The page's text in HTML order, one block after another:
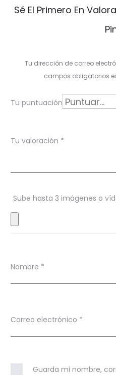
a
c
o
n
s
Sé El Primero En
Tu dirección de correo
campos obligatorios
Tu puntuación
Tu valoración *
Sube hasta 3 imágenes o
Nombre *
Correo electrónico *
Guarda mi nombre,